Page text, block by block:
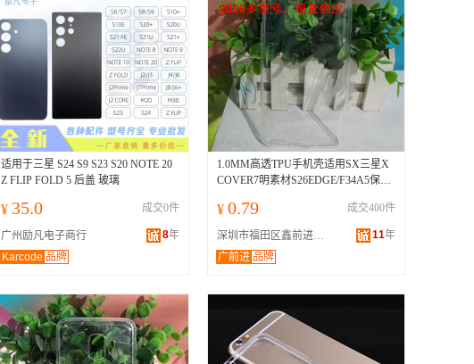
适用于三星 S24 S9 S23 S20 NOTE 20
Z FLIP FOLD 5 后盖 玻璃
¥ 35.0 成交0件
广州励凡电子商行 8年
Karcode 品牌
1.0MM高透TPU手机壳适用SX三星X
COVER7明素材S26EDGE/F34A5保护
¥ 0.79 成交400件
深圳市福田区鑫前进手机数码配件商行 11年
广前进 品牌